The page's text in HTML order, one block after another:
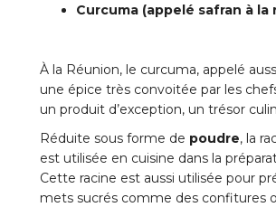
Curcuma (appelé safran à la
À la Réunion, le curcuma, appelé
une épice très convoitée par les
un produit d’exception, un trésor
Réduite sous forme de poudre, la
est utilisée en cuisine dans la
Cette racine est aussi utilisée pour
mets sucrés comme des confitures